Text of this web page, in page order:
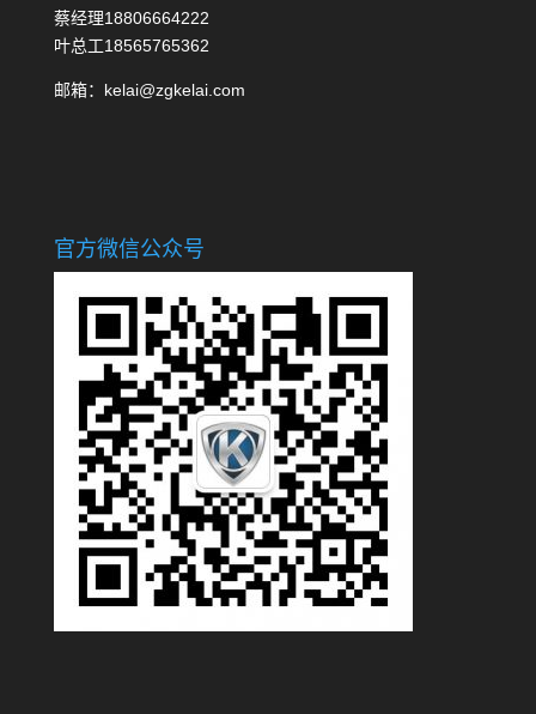
蔡经理18806664222
叶总工18565765362
邮箱：kelai@zgkelai.com
官方微信公众号